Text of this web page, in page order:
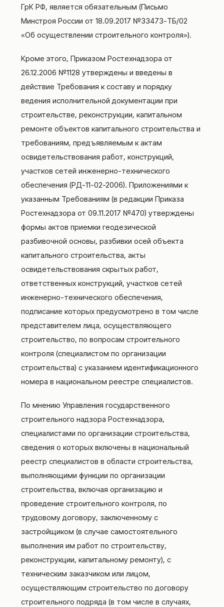
ГрК РФ, является обязательным (Письмо
Минстроя России от 18.09.2017 №33473-ТБ/02
«Об осуществлении строительного контроля»).
Кроме этого, Приказом Ростехнадзора от
26.12.2006 №1128 утверждены и введены в
действие Требования к составу и порядку
ведения исполнительной документации при
строительстве, реконструкции, капитальном
ремонте объектов капитального строительства и
требованиям, предъявляемым к актам
освидетельствования работ, конструкций,
участков сетей инженерно-технического
обеспечения (РД-11-02-2006). Приложениями к
указанным Требованиям (в редакции Приказа
Ростехнадзора от 09.11.2017 №470) утверждены
формы актов приемки геодезической
разбивочной основы, разбивки осей объекта
капитального строительства, акты
освидетельствования скрытых работ,
ответственных конструкций, участков сетей
инженерно-технического обеспечения,
подписание которых предусмотрено в том числе
представителем лица, осуществляющего
строительство, по вопросам строительного
контроля (специалистом по организации
строительства) с указанием идентификационного
номера в национальном реестре специалистов.
По мнению Управления государственного
строительного надзора Ростехнадзора,
специалистами по организации строительства,
сведения о которых включены в национальный
реестр специалистов в области строительства,
выполняющими функции по организации
строительства, включая организацию и
проведение строительного контроля, по
трудовому договору, заключенному с
застройщиком (в случае самостоятельного
выполнения им работ по строительству,
реконструкции, капитальному ремонту), с
техническим заказчиком или лицом,
осуществляющим строительство по договору
строительного подряда (в том числе в случаях,